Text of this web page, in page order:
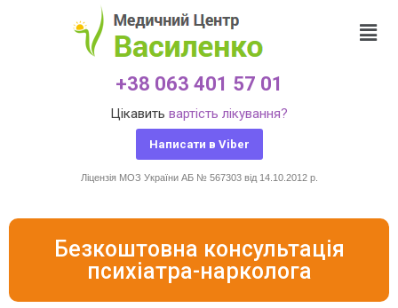
+38 063 401 57 01
Цікавить вартість лікування?
Написати в Viber
Ліцензія МОЗ України АБ № 567303 від 14.10.2012 р.
Безкоштовна консультація
психіатра-нарколога